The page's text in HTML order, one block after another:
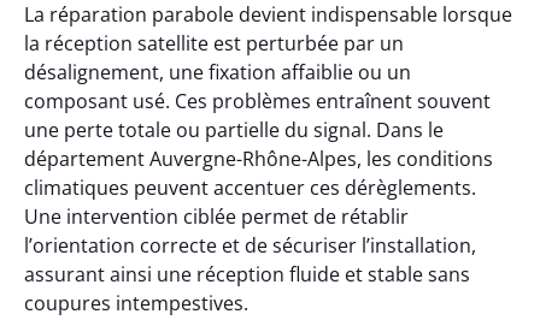
La réparation parabole devient indispensable lorsque
la réception satellite est perturbée par un
désalignement, une fixation affaiblie ou un
composant usé. Ces problèmes entraînent souvent
une perte totale ou partielle du signal. Dans le
département Auvergne-Rhône-Alpes, les conditions
climatiques peuvent accentuer ces dérèglements.
Une intervention ciblée permet de rétablir
l’orientation correcte et de sécuriser l’installation,
assurant ainsi une réception fluide et stable sans
coupures intempestives.